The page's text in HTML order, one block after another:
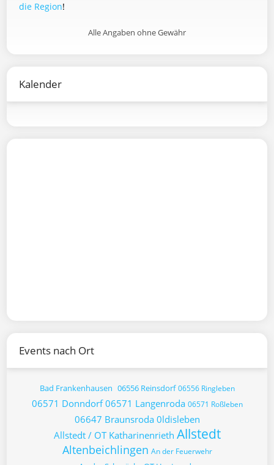
die Region!
Alle Angaben ohne Gewähr
Kalender
Events nach Ort
Bad Frankenhausen 06556 Reinsdorf 06556 Ringleben
06571 Donndorf 06571 Langenroda 06571 Roßleben
06647 Braunsroda 0ldisleben
Allstedt / OT Katharinenrieth Allstedt
Altenbeichlingen An der Feuerwehr